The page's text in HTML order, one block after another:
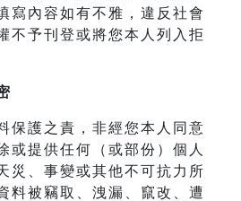
寫內容如有不雅，違反社會
不予刊登或將您本人列入拒
保護之責，非經您本人同意
或提供任何（或部份）個人
災、事變或其他不可抗力所
料被竊取、洩漏、竄改、遭